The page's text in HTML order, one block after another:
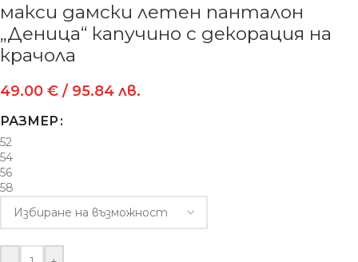
макси дамски летен панталон
„Деница“ капучино с декорация на
крачола
49.00 € / 95.84 лв.
РАЗМЕР
52
54
56
58